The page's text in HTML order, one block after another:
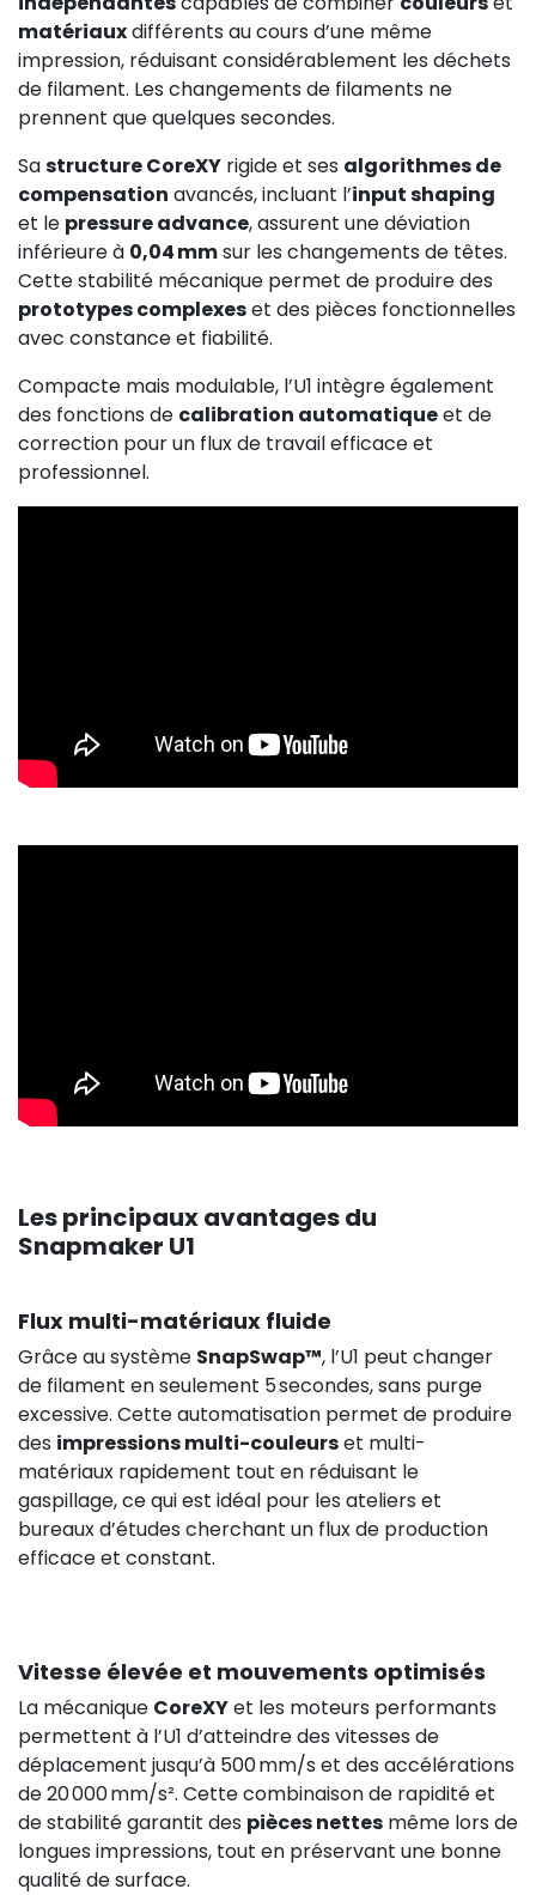
83,25 €
9,34 €HT
0,00 €HT
matériauxdifférents au cours d’une même
impression, réduisant considérablement les déchets
de filament. Les changements de filaments ne
prennent que quelques secondes.
Sastructure CoreXY rigide et ses algorithmes de
compensation avancés, incluant l’input shaping
et le pressure advance, assurent une déviation
inférieure à 0,04 mmsur les changements de têtes.
Cette stabilité mécanique permet de produire des
prototypes complexeset des pièces fonctionnelles
avec constance et fiabilité.
Compacte mais modulable, l’U1 intègre également
des fonctions de calibration automatiqueet de
correction pour un flux de travail efficace et
professionnel.
Les principaux avantages du
Snapmaker U1
Flux multi-matériaux fluide
Grâce au système SnapSwap™, l’U1 peut changer
de filament en seulement 5 secondes, sans purge
excessive. Cette automatisation permet de produire
des impressions multi-couleurset multi-
matériaux rapidement tout en réduisant le
gaspillage, ce qui est idéal pour les ateliers et
bureaux d’études cherchant un flux de production
efficace et constant.
Vitesse élevée et mouvements optimisés
La mécanique CoreXYet les moteurs performants
permettent à l’U1 d’atteindre des vitesses de
déplacement jusqu’à 500 mm/s et des accélérations
de 20 000 mm/s². Cette combinaison de rapidité et
de stabilité garantit des pièces nettes même lors de
longues impressions, tout en préservant une bonne
qualité de surface.